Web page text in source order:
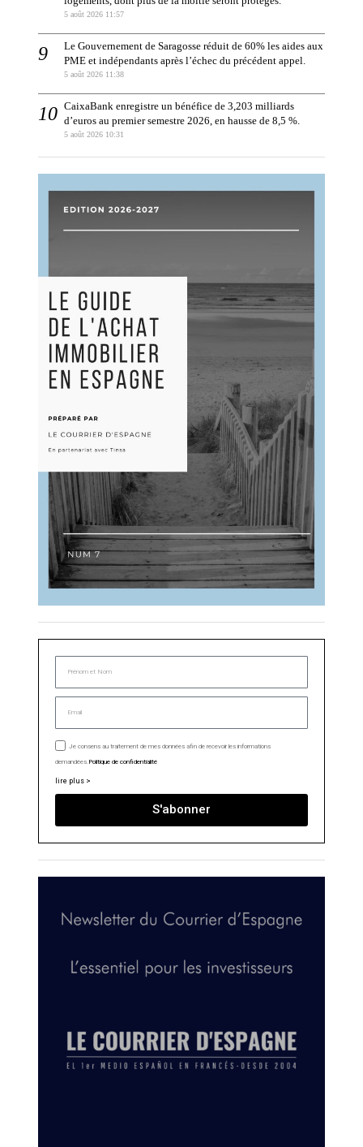
5 août 2026 11:57
Le Gouvernement de Saragosse réduit de 60% les aides aux
PME et indépendants après l’échec du précédent appel.
5 août 2026 11:38
CaixaBank enregistre un bénéfice de 3,203 milliards
d’euros au premier semestre 2026, en hausse de 8,5 %.
5 août 2026 10:31
Je consens au traitement de mes données afin de recevoir les informations
demandées.Politique de confidentialité
lire plus >
S'abonner